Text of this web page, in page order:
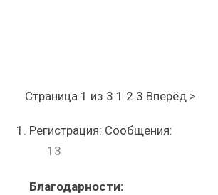
Страница 1 из 3 1 2 3 Вперёд >
Регистрация: Сообщения:
13
Благодарности: